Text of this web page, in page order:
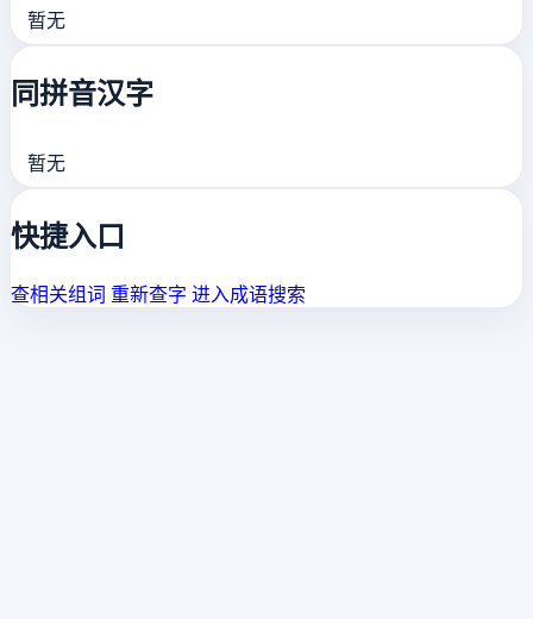
暂无
同拼音汉字
暂无
快捷入口
查相关组词 重新查字 进入成语搜索